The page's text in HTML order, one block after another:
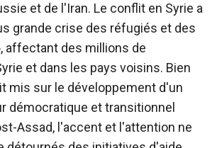
et de l'Iran. Le conflit en Syrie a
grande crise des réfugiés et des
affectant des millions de
et dans les pays voisins. Bien
mis sur le développement d'un
démocratique et transitionnel
Assad, l'accent et l'attention ne